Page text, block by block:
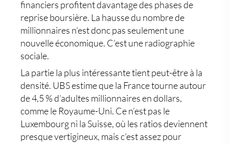
financiers profitent davantage des phases de
reprise boursière. La hausse du nombre de
millionnaires n’est donc pas seulement une
nouvelle économique. C’est une radiographie
sociale.
La partie la plus intéressante tient peut-être à la
densité. UBS estime que la France tourne autour
de 4,5 % d’adultes millionnaires en dollars,
comme le Royaume-Uni. Ce n’est pas le
Luxembourg ni la Suisse, où les ratios deviennent
presque vertigineux, mais c’est assez pour